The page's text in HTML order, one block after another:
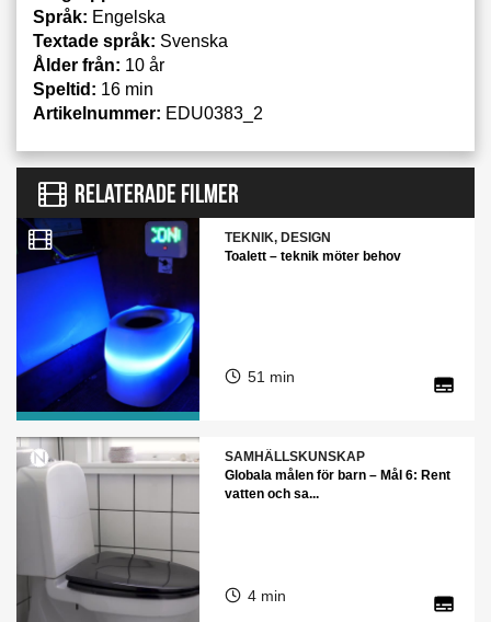
Språk: Engelska
Textade språk: Svenska
Ålder från: 10 år
Speltid: 16 min
Artikelnummer: EDU0383_2
RELATERADE FILMER
TEKNIK, DESIGN
Toalett – teknik möter behov
51 min
SAMHÄLLSKUNSKAP
Globala målen för barn – Mål 6: Rent
vatten och sa...
4 min